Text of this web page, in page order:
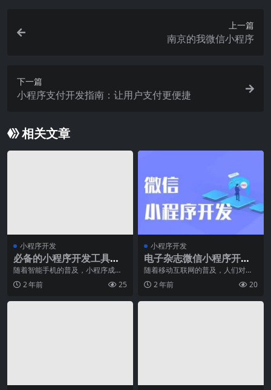
上一篇
南京的我微信小程序
下一篇
小程序支付开发指南：让用户支付更便捷
相关文章
小程序开发
必备的小程序开发工具及
其使用方法
随着智能手机的普及，小程序成为
了各个企业和个人展示自己品牌的
重要途径。小程序具有
2 年前 25
小程序开发
电子杂志微信小程序开发
具有哪些功能呢？
随着移动互联网的普及，人们对于
数字化内容的需求不断增加，电子
杂志微信小程序应运而
2 年前 20